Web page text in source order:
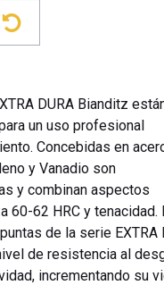
DURA Bianditz
un uso profesional
Concebidas en
y Vanadio son
y combinan aspectos
60-62 HRC y tenacidad.
de la serie EXTRA
de resistencia al
incrementando su